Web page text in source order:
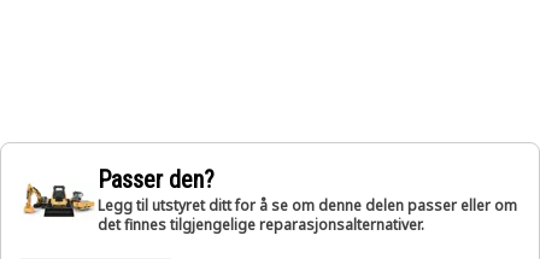
Passer den?
Legg til utstyret ditt for å se om denne delen passer eller om
det finnes tilgjengelige reparasjonsalternativer.